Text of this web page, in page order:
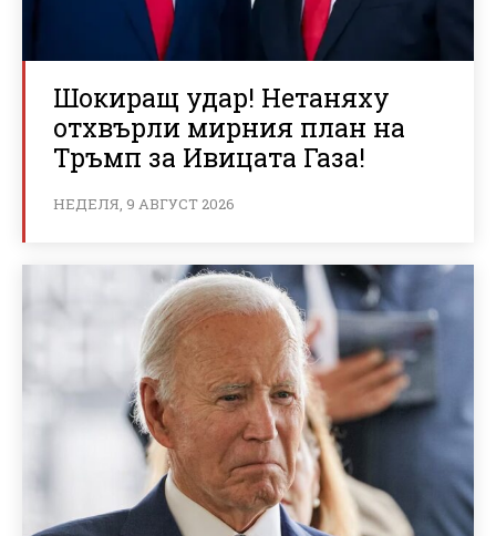
Шокиращ удар! Нетаняху
отхвърли мирния план на
Тръмп за Ивицата Газа!
НЕДЕЛЯ, 9 АВГУСТ 2026